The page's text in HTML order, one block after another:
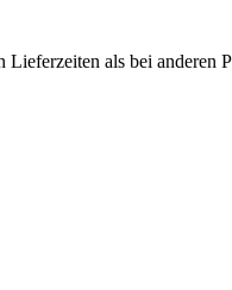
als bei anderen